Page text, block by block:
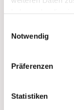
Notwendig
Präferenzen
Statistiken